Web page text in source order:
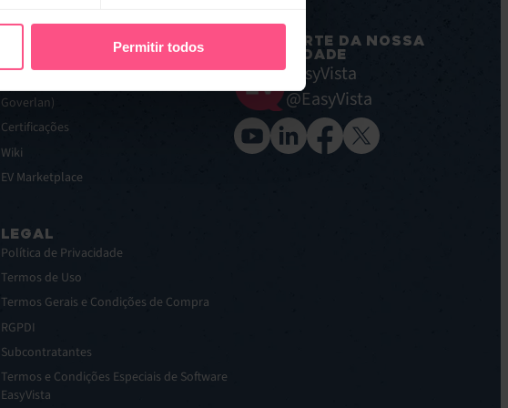
Permitir todos
FOR CUSTOMERS
Goverlan)
Certificações
Wiki
EV Marketplace
LEGAL
Política de Privacidade
Termos de Uso
Termos Gerais e Condições de Compra
RGPDI
Subcontratantes
Termos e Condições Especiais de Software
EasyVista
FAÇA PARTE DA NOSSA
COMUNIDADE
EasyVista
@EasyVista